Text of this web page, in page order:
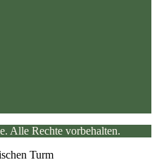
Alle Rechte vorbehalten.